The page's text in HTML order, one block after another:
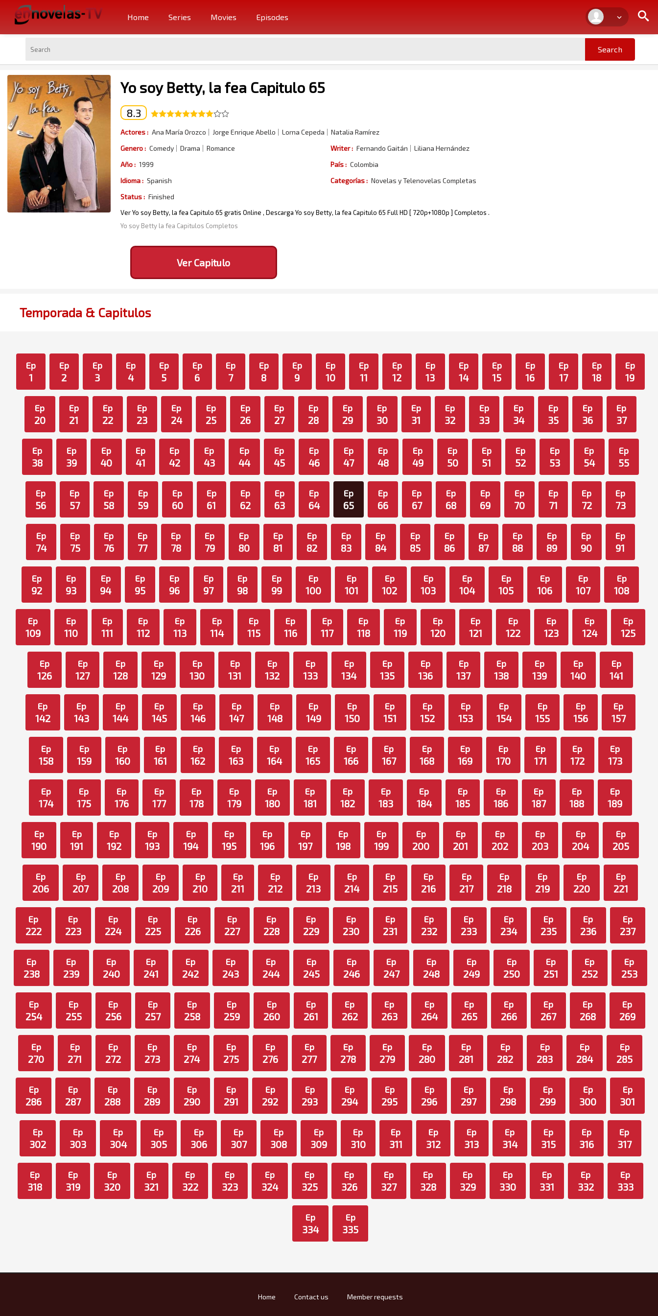
Home Series Movies Episodes
Yo soy Betty, la fea Capitulo 65
8.3
Actores : Ana María Orozco Jorge Enrique Abello Lorna Cepeda
Natalia Ramírez
Genero : Comedy Drama Romance Writer : Fernando Gaitán
Liliana Hernández
Año : 1999 País : Colombia
Idioma : Spanish Categorías : Novelas y Telenovelas Completas
Status : Finished
Ver Yo soy Betty, la fea Capitulo 65 gratis Online , Descarga Yo soy Betty, la fea Capitulo 65 Full HD [ 720p+1080p ] Completos .
Yo soy Betty la fea Capitulos Completos
Ver Capitulo
Temporada & Capitulos
Ep
1
Ep
2
Ep
3
Ep
4
Ep
5
Ep
6
Ep
7
Ep
8
Ep
9
Ep
10
Ep
11
Ep
12
Ep
13
Ep
14
Ep
15
Ep
16
Ep
17
Ep
18
Ep
19
Ep
20
Ep
21
Ep
22
Ep
23
Ep
24
Ep
25
Ep
26
Ep
27
Ep
28
Ep
29
Ep
30
Ep
31
Ep
32
Ep
33
Ep
34
Ep
35
Ep
36
Ep
37
Ep
38
Ep
39
Ep
40
Ep
41
Ep
42
Ep
43
Ep
44
Ep
45
Ep
46
Ep
47
Ep
48
Ep
49
Ep
50
Ep
51
Ep
52
Ep
53
Ep
54
Ep
55
Ep
56
Ep
57
Ep
58
Ep
59
Ep
60
Ep
61
Ep
62
Ep
63
Ep
64
Ep
65
Ep
66
Ep
67
Ep
68
Ep
69
Ep
70
Ep
71
Ep
72
Ep
73
Ep
74
Ep
75
Ep
76
Ep
77
Ep
78
Ep
79
Ep
80
Ep
81
Ep
82
Ep
83
Ep
84
Ep
85
Ep
86
Ep
87
Ep
88
Ep
89
Ep
90
Ep
91
Ep
92
Ep
93
Ep
94
Ep
95
Ep
96
Ep
97
Ep
98
Ep
99
Ep
100
Ep
101
Ep
102
Ep
103
Ep
104
Ep
105
Ep
106
Ep
107
Ep
108
Ep
109
Ep
110
Ep
111
Ep
112
Ep
113
Ep
114
Ep
115
Ep
116
Ep
117
Ep
118
Ep
119
Ep
120
Ep
121
Ep
122
Ep
123
Ep
124
Ep
125
Ep
126
Ep
127
Ep
128
Ep
129
Ep
130
Ep
131
Ep
132
Ep
133
Ep
134
Ep
135
Ep
136
Ep
137
Ep
138
Ep
139
Ep
140
Ep
141
Ep
142
Ep
143
Ep
144
Ep
145
Ep
146
Ep
147
Ep
148
Ep
149
Ep
150
Ep
151
Ep
152
Ep
153
Ep
154
Ep
155
Ep
156
Ep
157
Ep
158
Ep
159
Ep
160
Ep
161
Ep
162
Ep
163
Ep
164
Ep
165
Ep
166
Ep
167
Ep
168
Ep
169
Ep
170
Ep
171
Ep
172
Ep
173
Ep
174
Ep
175
Ep
176
Ep
177
Ep
178
Ep
179
Ep
180
Ep
181
Ep
182
Ep
183
Ep
184
Ep
185
Ep
186
Ep
187
Ep
188
Ep
189
Ep
190
Ep
191
Ep
192
Ep
193
Ep
194
Ep
195
Ep
196
Ep
197
Ep
198
Ep
199
Ep
200
Ep
201
Ep
202
Ep
203
Ep
204
Ep
205
Ep
206
Ep
207
Ep
208
Ep
209
Ep
210
Ep
211
Ep
212
Ep
213
Ep
214
Ep
215
Ep
216
Ep
217
Ep
218
Ep
219
Ep
220
Ep
221
Ep
222
Ep
223
Ep
224
Ep
225
Ep
226
Ep
227
Ep
228
Ep
229
Ep
230
Ep
231
Ep
232
Ep
233
Ep
234
Ep
235
Ep
236
Ep
237
Ep
238
Ep
239
Ep
240
Ep
241
Ep
242
Ep
243
Ep
244
Ep
245
Ep
246
Ep
247
Ep
248
Ep
249
Ep
250
Ep
251
Ep
252
Ep
253
Ep
254
Ep
255
Ep
256
Ep
257
Ep
258
Ep
259
Ep
260
Ep
261
Ep
262
Ep
263
Ep
264
Ep
265
Ep
266
Ep
267
Ep
268
Ep
269
Ep
270
Ep
271
Ep
272
Ep
273
Ep
274
Ep
275
Ep
276
Ep
277
Ep
278
Ep
279
Ep
280
Ep
281
Ep
282
Ep
283
Ep
284
Ep
285
Ep
286
Ep
287
Ep
288
Ep
289
Ep
290
Ep
291
Ep
292
Ep
293
Ep
294
Ep
295
Ep
296
Ep
297
Ep
298
Ep
299
Ep
300
Ep
301
Ep
302
Ep
303
Ep
304
Ep
305
Ep
306
Ep
307
Ep
308
Ep
309
Ep
310
Ep
311
Ep
312
Ep
313
Ep
314
Ep
315
Ep
316
Ep
317
Ep
318
Ep
319
Ep
320
Ep
321
Ep
322
Ep
323
Ep
324
Ep
325
Ep
326
Ep
327
Ep
328
Ep
329
Ep
330
Ep
331
Ep
332
Ep
333
Ep
334
Ep
335
Home Contact us Member requests